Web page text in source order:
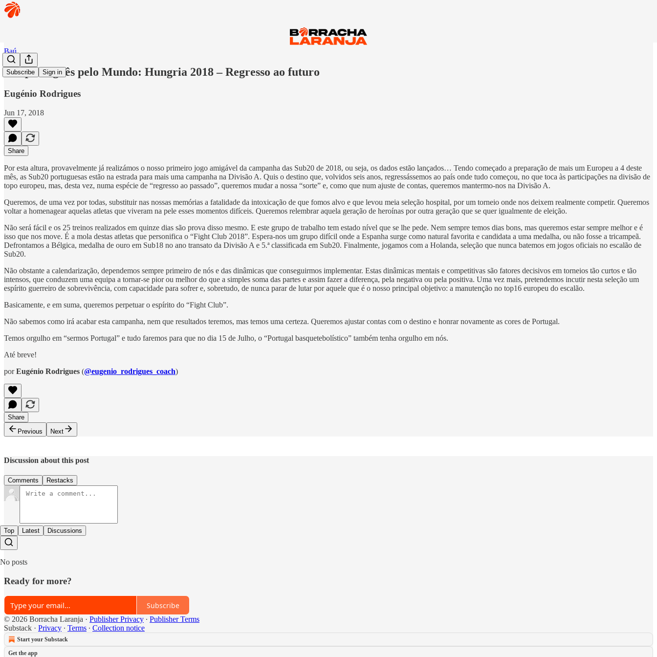
Subscribe Sign in
Baú
Um português pelo Mundo: Hungria 2018 – Regresso ao futuro
Eugénio Rodrigues
Jun 17, 2018
Share
Por esta altura, provavelmente já realizámos o nosso primeiro jogo amigável da campanha das Sub20 de 2018, ou seja, os dados estão lançados… Tendo começado a preparação de mais um Europeu a 4 deste
mês, as Sub20 portuguesas estão na estrada para mais uma campanha na Divisão A. Quis o destino que, volvidos seis anos, regressássemos ao país onde tudo começou, no que toca às participações na divisão de
topo europeu, mas, desta vez, numa espécie de “regresso ao passado”, queremos mudar a nossa “sorte” e, como que num ajuste de contas, queremos mantermo-nos na Divisão A.
Queremos, de uma vez por todas, substituir nas nossas memórias a fatalidade da intoxicação de que fomos alvo e que levou meia seleção hospital, por um torneio onde nos deixem realmente competir. Queremos
voltar a homenagear aquelas atletas que viveram na pele esses momentos difíceis. Queremos relembrar aquela geração de heroínas por outra geração que se quer igualmente de eleição.
Não será fácil e os 25 treinos realizados em quinze dias são prova disso mesmo. E este grupo de trabalho tem estado nível que se lhe pede. Nem sempre temos dias bons, mas queremos estar sempre melhor e é
isso que nos move. É a mola destas atletas que personifica o “Fight Club 2018”. Espera-nos um grupo difícil onde a Espanha surge como natural favorita e candidata a uma medalha, ou não fosse a tricampeã.
Defrontamos a Bélgica, medalha de ouro em Sub18 no ano transato da Divisão A e 5.ª classificada em Sub20. Finalmente, jogamos com a Holanda, seleção que nunca batemos em jogos oficiais no escalão de
Sub20.
Não obstante a calendarização, dependemos sempre primeiro de nós e das dinâmicas que conseguirmos implementar. Estas dinâmicas mentais e competitivas são fatores decisivos em torneios tão curtos e tão
intensos, que conduzem uma equipa a tornar-se pior ou melhor do que a simples soma das partes e assim fazer a diferença, pela negativa ou pela positiva. Uma vez mais, pretendemos incutir nesta seleção um
espírito guerreiro de sobrevivência, com capacidade para sofrer e, sobretudo, de nunca parar de lutar por aquele que é o nosso principal objetivo: a manutenção no top16 europeu do escalão.
Basicamente, e em suma, queremos perpetuar o espírito do “Fight Club”.
Não sabemos como irá acabar esta campanha, nem que resultados teremos, mas temos uma certeza. Queremos ajustar contas com o destino e honrar novamente as cores de Portugal.
Temos orgulho em “sermos Portugal” e tudo faremos para que no dia 15 de Julho, o “Portugal basquetebolístico” também tenha orgulho em nós.
Até breve!
porEugénio Rodrigues (@eugenio_rodrigues_coach)
Share
Previous
Next
Discussion about this post
Comments Restacks
Top Latest Discussions
No posts
Ready for more?
Subscribe
© 2026 Borracha Laranja · Publisher Privacy ∙ Publisher Terms
Substack · Privacy ∙ Terms ∙ Collection notice
Start your Substack
Get the app